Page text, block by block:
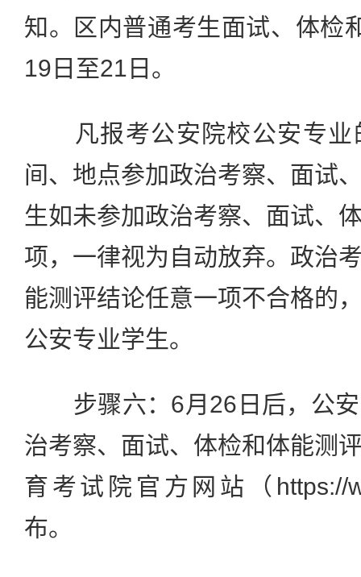
知。区内普通考生面试、体检
19日至21日。
凡报考公安院校公安专业
间、地点参加政治考察、面试
生如未参加政治考察、面试、
项，一律视为自动放弃。政治
能测评结论任意一项不合格的
公安专业学生。
步骤六：6月26日后，公安
治考察、面试、体检和体能测
育考试院官方网站（https://
布。